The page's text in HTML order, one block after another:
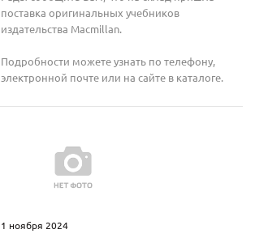
поставка оригинальных учебников
издательства Macmillan.
Подробности можете узнать по телефону,
электронной почте или на сайте в каталоге.
1 ноября 2024